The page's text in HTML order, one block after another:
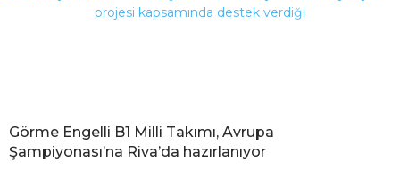
Görme Engelli B1 Milli Takımı, Avrupa
Şampiyonası’na Riva’da hazırlanıyor